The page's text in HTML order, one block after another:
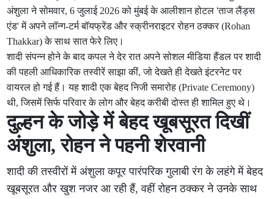
अंशुला ने सोमवार, 6 जुलाई 2026 को मुंबई के आलीशान होटल 'ताज लैंड्स
एंड' में अपने लॉन्ग-टर्म बॉयफ्रेंड और स्क्रीनराइटर रोहन ठक्कर (Rohan
Thakkar) के साथ सात फेरे लिए।
शादी संपन्न होने के बाद कपल ने देर रात अपने सोशल मीडिया हैंडल पर शादी
की पहली आधिकारिक तस्वीरें साझा कीं, जो देखते ही देखते इंटरनेट पर
वायरल हो गई हैं। यह शादी एक बेहद निजी समारोह (Private Ceremony)
थी, जिसमें सिर्फ परिवार के लोग और बेहद करीबी दोस्त ही शामिल हुए थे।
दुल्हन के जोड़े में बेहद खूबसूरत दिखीं
अंशुला, रोहन ने पहनी शेरवानी
शादी की तस्वीरों में अंशुला कपूर पारंपरिक गुलाबी रंग के लहंगे में बेहद
खूबसूरत और खुश नजर आ रही हैं, वहीं रोहन ठक्कर ने उनके साथ